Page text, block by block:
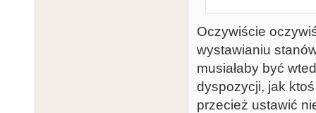
Oczywiście
wystawianiu
musiałaby być
dyspozycji, jak
przecież ustawić